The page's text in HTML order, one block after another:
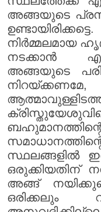
അങ്ങയുടെ
നിർമ്മലമായ
നടക്കാൻ
അങ്ങയുടെ
സ്ഥലങ്ങളിൽ
ഒരുക്കിയതിന്
അങ്ങ്
ഒരിക്കലും